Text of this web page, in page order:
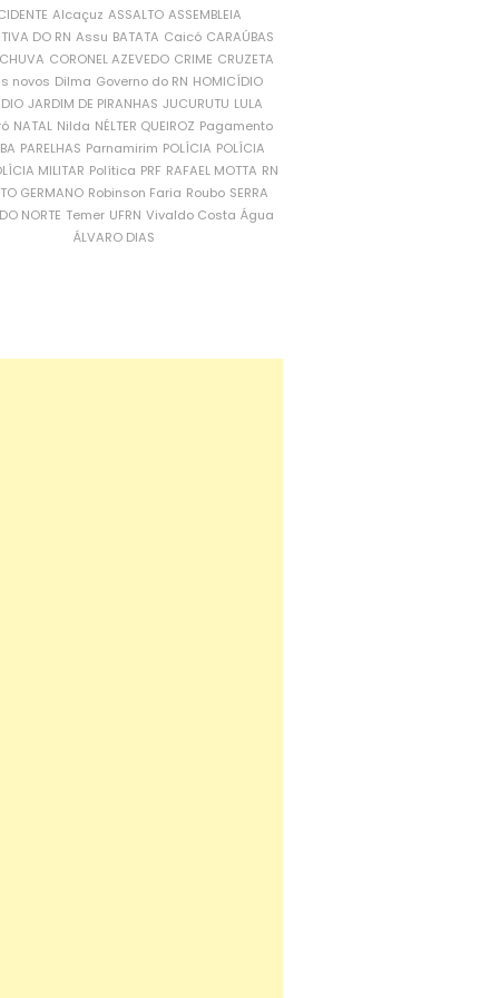
Alcaçuz ASSALTO ASSEMBLEIA
DO RN Assu BATATA Caicó CARAÚBAS
CORONEL AZEVEDO CRIME CRUZETA
novos Dilma Governo do RN HOMICÍDIO
JARDIM DE PIRANHAS JUCURUTU LULA
NATAL Nilda NÉLTER QUEIROZ Pagamento
PARELHAS Parnamirim POLÍCIA POLÍCIA
MILITAR Política PRF RAFAEL MOTTA RN
GERMANO Robinson Faria Roubo SERRA
NORTE Temer UFRN Vivaldo Costa Água
ÁLVARO DIAS